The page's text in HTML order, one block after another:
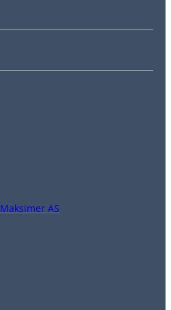
Maksimer AS